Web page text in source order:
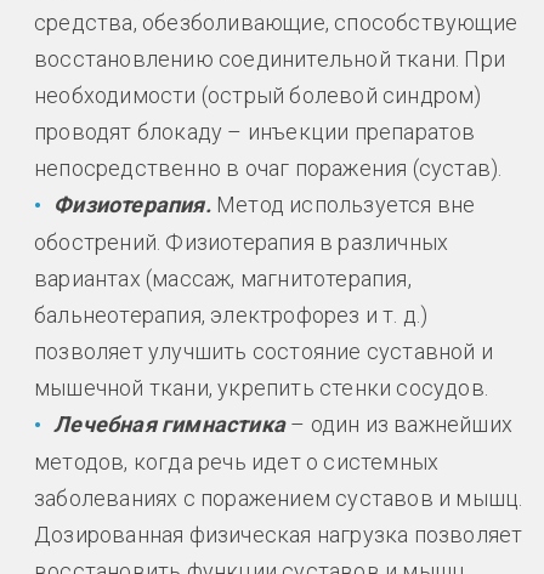
средства, обезболивающие, способствующие
восстановлению соединительной ткани. При
необходимости (острый болевой синдром)
проводят блокаду – инъекции препаратов
непосредственно в очаг поражения (сустав).
Физиотерапия.Метод используется вне
обострений. Физиотерапия в различных
вариантах (массаж, магнитотерапия,
бальнеотерапия, электрофорез и т. д.)
позволяет улучшить состояние суставной и
мышечной ткани, укрепить стенки сосудов.
Лечебная гимнастика– один из важнейших
методов, когда речь идет о системных
заболеваниях с поражением суставов и мышц.
Дозированная физическая нагрузка позволяет